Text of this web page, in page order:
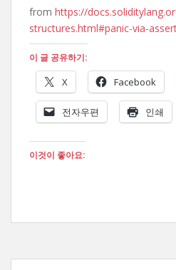
from https://
structures.html#panic-via-
이 글 공유하기:
X Facebook
전자우편 인쇄
이것이 좋아요: